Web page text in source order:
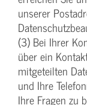
unserer
(3) Bei Ihrer
über ein
mitgeteilten
und Ihre
Ihre Fragen zu